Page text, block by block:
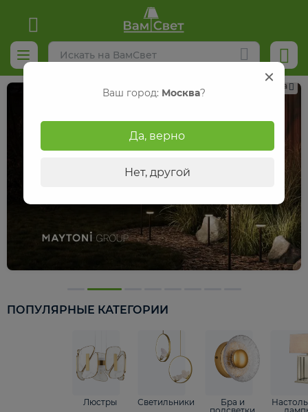
Реклама
ПОПУЛЯРНЫЕ КАТЕГОРИИ
Люстры Светильники
Бра и
Ваш город: Москва?
Да, верно
Нет, другой